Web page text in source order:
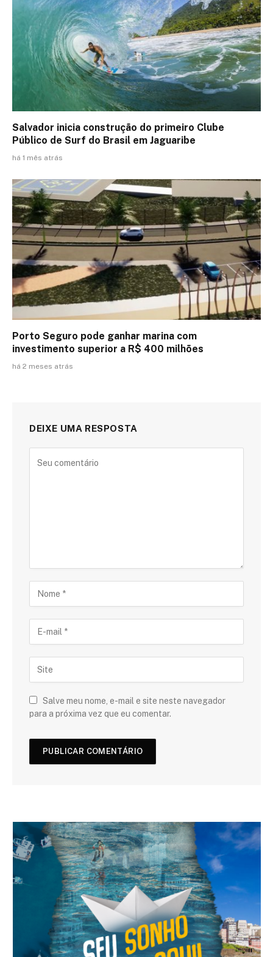
Salvador inicia construção do primeiro Clube
Público de Surf do Brasil em Jaguaribe
há 1 mês atrás
Porto Seguro pode ganhar marina com
investimento superior a R$ 400 milhões
há 2 meses atrás
DEIXE UMA RESPOSTA
Salve meu nome, e-mail e site neste navegador
para a próxima vez que eu comentar.